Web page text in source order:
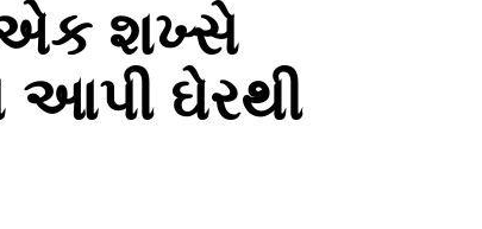
એક શખ્સે
આપી ઘેરથી